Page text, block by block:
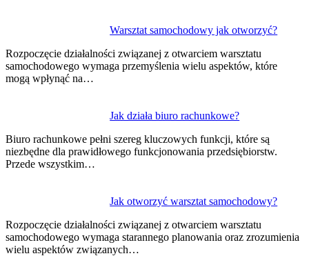
Warsztat samochodowy jak otworzyć?
Rozpoczęcie działalności związanej z otwarciem warsztatu
samochodowego wymaga przemyślenia wielu aspektów, które
mogą wpłynąć na…
Jak działa biuro rachunkowe?
Biuro rachunkowe pełni szereg kluczowych funkcji, które są
niezbędne dla prawidłowego funkcjonowania przedsiębiorstw.
Przede wszystkim…
Jak otworzyć warsztat samochodowy?
Rozpoczęcie działalności związanej z otwarciem warsztatu
samochodowego wymaga starannego planowania oraz zrozumienia
wielu aspektów związanych…